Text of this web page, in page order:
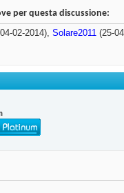
per questa discussione:
02-2014), Solare2011 (25-